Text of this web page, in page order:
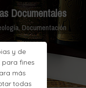
y de
para fines
más
todas
Documentales
Documentación